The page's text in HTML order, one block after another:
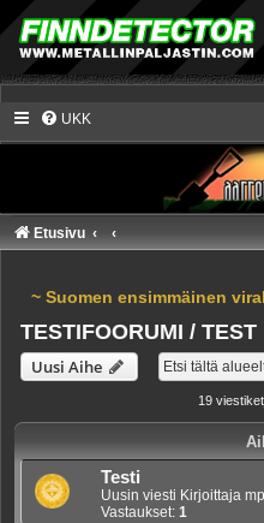
UKK
Etusivu
~ Suomen ensimmäinen
TESTIFOORUMI / TEST
Uusi Aihe
19
Testi
Uusin viesti Kirjoittaja
Vastaukset: 1